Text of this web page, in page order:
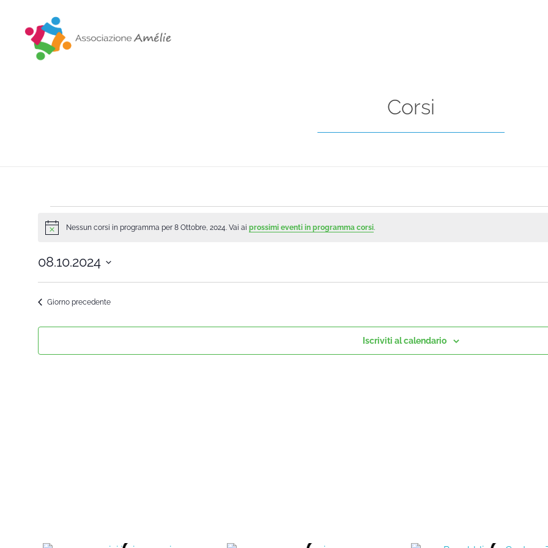
Corsi
NoticeNessun corsi in programma per 8 Ottobre, 2024. Vai ai prossimi eventi in programma corsi.
08.10.2024
Seleziona
Giorno precedente
Iscriviti al calendario